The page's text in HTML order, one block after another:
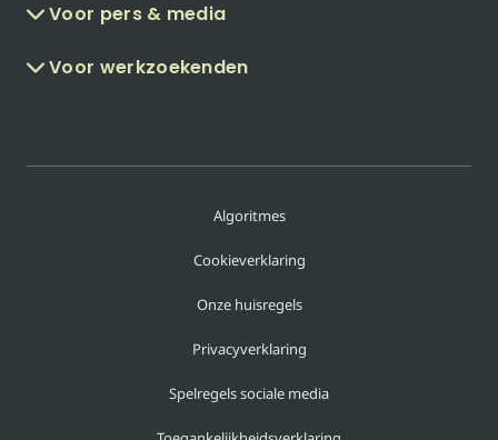
Voor pers & media
Voor werkzoekenden
Algoritmes
Cookieverklaring
Onze huisregels
Privacyverklaring
Spelregels sociale media